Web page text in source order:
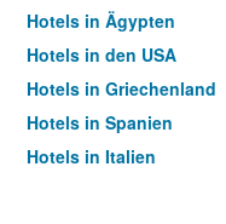
Hotels in Ägypten
Hotels in den USA
Hotels in Griechenland
Hotels in Spanien
Hotels in Italien